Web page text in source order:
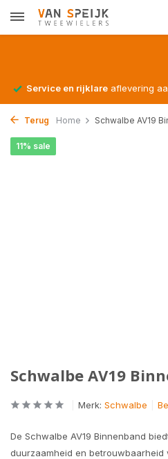
Service en rijklare aflevering
Terug Home Schwalbe AV19
Schwalbe AV19
11% sale
Merk: Schwalbe
De Schwalbe AV19 Binnenband
duurzaamheid en betrouwbaarheid